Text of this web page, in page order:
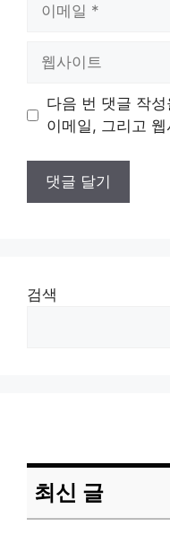
트
다음 번 댓글 작
이메일, 그리고
검색
최신 글